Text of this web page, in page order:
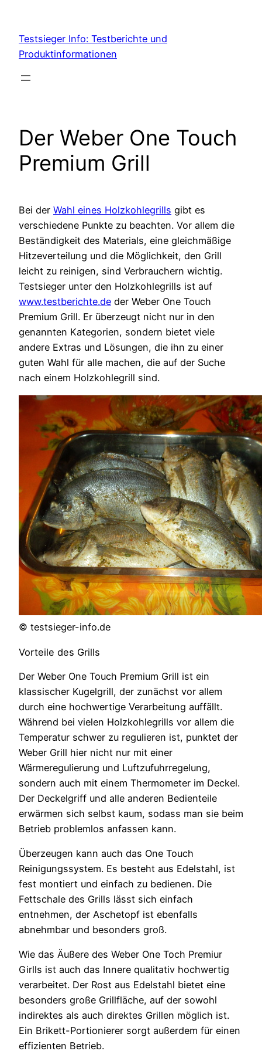
content
Testsieger Info: Testberichte und
Produktinformationen
Der Weber One Touch
Premium Grill
Bei der Wahl eines Holzkohlegrills gibt es
verschiedene Punkte zu beachten. Vor allem die
Beständigkeit des Materials, eine gleichmäßige
Hitzeverteilung und die Möglichkeit, den Grill
leicht zu reinigen, sind Verbrauchern wichtig.
Testsieger unter den Holzkohlegrills ist auf
www.testberichte.de der Weber One Touch
Premium Grill. Er überzeugt nicht nur in den
genannten Kategorien, sondern bietet viele
andere Extras und Lösungen, die ihn zu einer
guten Wahl für alle machen, die auf der Suche
nach einem Holzkohlegrill sind.
© testsieger-info.de
Vorteile des Grills
Der Weber One Touch Premium Grill ist ein
klassischer Kugelgrill, der zunächst vor allem
durch eine hochwertige Verarbeitung auffällt.
Während bei vielen Holzkohlegrills vor allem die
Temperatur schwer zu regulieren ist, punktet der
Weber Grill hier nicht nur mit einer
Wärmeregulierung und Luftzufuhrregelung,
sondern auch mit einem Thermometer im Deckel.
Der Deckelgriff und alle anderen Bedienteile
erwärmen sich selbst kaum, sodass man sie beim
Betrieb problemlos anfassen kann.
Überzeugen kann auch das One Touch
Reinigungssystem. Es besteht aus Edelstahl, ist
fest montiert und einfach zu bedienen. Die
Fettschale des Grills lässt sich einfach
entnehmen, der Aschetopf ist ebenfalls
abnehmbar und besonders groß.
Wie das Äußere des Weber One Toch Premiur
Girlls ist auch das Innere qualitativ hochwertig
verarbeitet. Der Rost aus Edelstahl bietet eine
besonders große Grillfläche, auf der sowohl
indirektes als auch direktes Grillen möglich ist.
Ein Brikett-Portionierer sorgt außerdem für einen
effizienten Betrieb.